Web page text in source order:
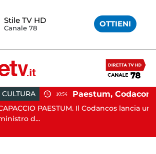
Stile TV HD
Canale 78 OTTIENI
10:54
PAESTUM. Il Codancos lancia un appello